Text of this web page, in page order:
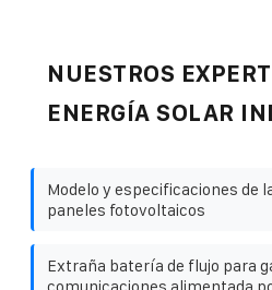
NUESTROS
ENERGÍA SOLAR
Modelo y especificaciones de
paneles fotovoltaicos
Extraña batería de flujo para
comunicaciones alimentada